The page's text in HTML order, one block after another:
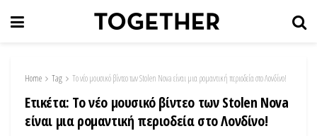
Home Tag Το νέο μουσικό βίντεο των Stolen Nova είναι μια ρομαντική περιοδεία στο Λονδίνο!
Ετικέτα: Το νέο μουσικό βίντεο των Stolen Nova
είναι μια ρομαντική περιοδεία στο Λονδίνο!